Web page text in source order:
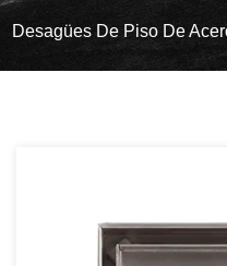
Desagües De Piso De